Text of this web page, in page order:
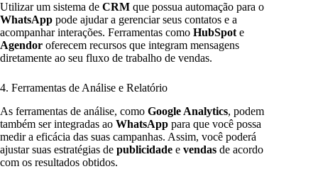
Utilizar um sistema de CRM que possua automação para o
WhatsApp pode ajudar a gerenciar seus contatos e a
acompanhar interações. Ferramentas como HubSpot e
Agendor oferecem recursos que integram mensagens
diretamente ao seu fluxo de trabalho de vendas.
4. Ferramentas de Análise e Relatório
As ferramentas de análise, como Google Analytics, podem
também ser integradas ao WhatsApp para que você possa
medir a eficácia das suas campanhas. Assim, você poderá
ajustar suas estratégias de publicidade e vendas de acordo
com os resultados obtidos.